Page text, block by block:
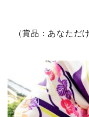
（賞品：あなただ